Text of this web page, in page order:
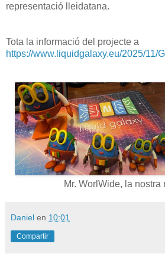
representació lleidatana.
Tota la informació del projecte a
https://www.liquidgalaxy.eu/2025/11/
Mr. WorlWide, la nostra
Daniel en 10:01
Compartir